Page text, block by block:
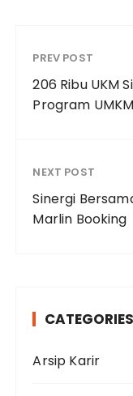
PREV POST
206 Ribu UKM
Program
NEXT POST
Sinergi
Marlin Booking
CATEGORIES
Arsip Karir